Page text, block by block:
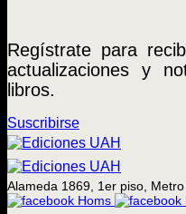
Regístrate para
actualizaciones y
libros.
Suscribirse
Alameda 1869, 1er piso,